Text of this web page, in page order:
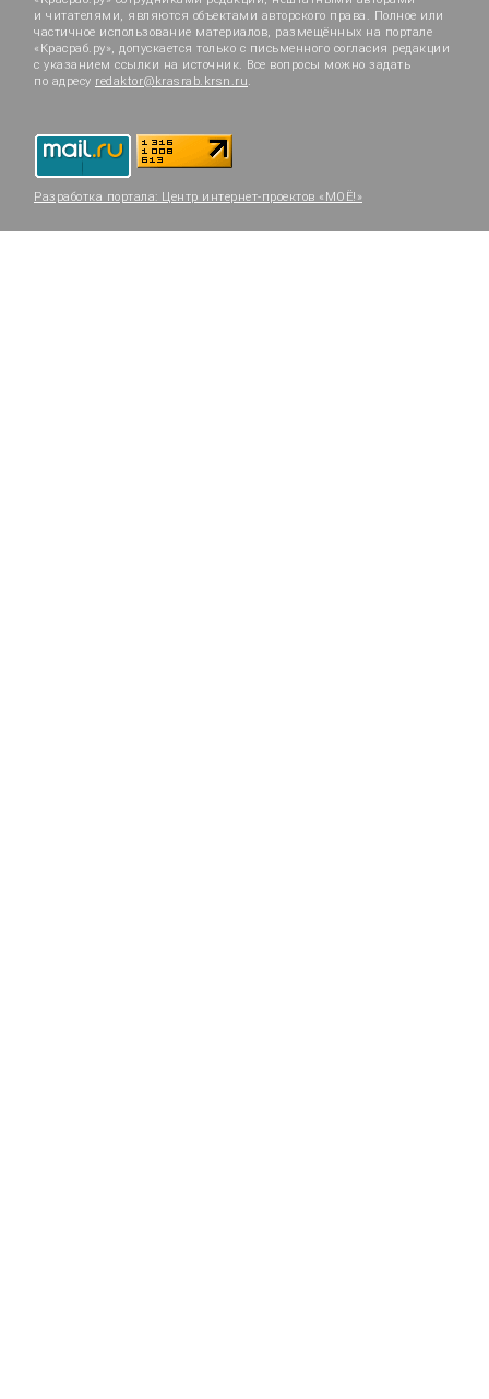
и читателями, являются объектами авторского права. Полное или
частичное использование материалов, размещённых на портале
«Красраб.ру», допускается только с письменного согласия редакции
с указанием ссылки на источник. Все вопросы можно задать
по адресу redaktor@krasrab.krsn.ru.
Разработка портала: Центр интернет-проектов «МОЁ!»